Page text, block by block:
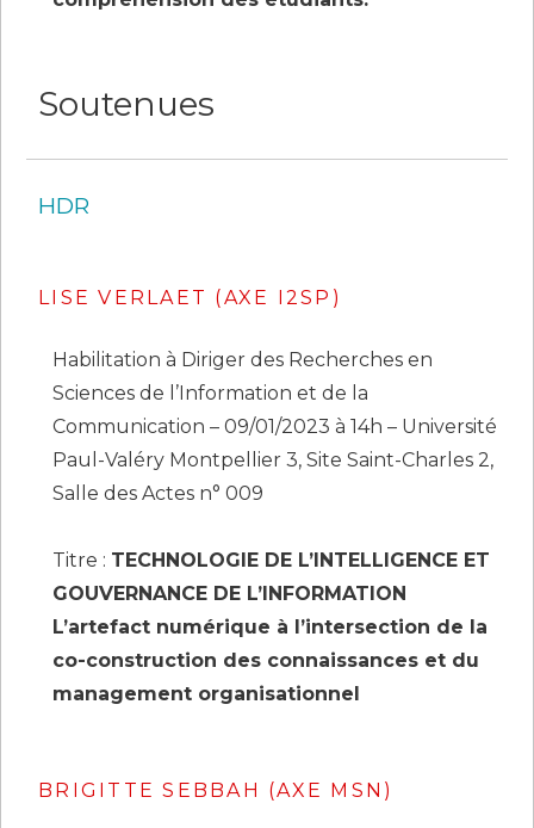
Soutenues
HDR
LISE VERLAET (AXE I2SP)
Habilitation à Diriger des Recherches en
Sciences de l’Information et de la
Communication – 09/01/2023 à 14h – Université
Paul-Valéry Montpellier 3, Site Saint-Charles 2,
Salle des Actes n° 009
Titre : TECHNOLOGIE DE L’INTELLIGENCE ET
GOUVERNANCE DE L’INFORMATION
L’artefact numérique à l’intersection de la
co-construction des connaissances et du
management organisationnel
BRIGITTE SEBBAH (AXE MSN)